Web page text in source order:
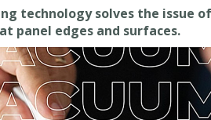
technology solves the issue of
panel edges and surfaces.